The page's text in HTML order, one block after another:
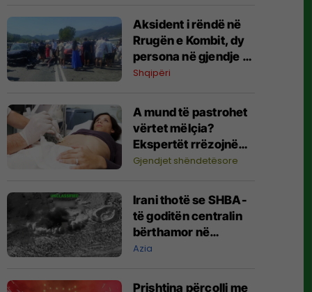
​Aksident i rëndë në
Rrugën e Kombit, dy
persona në gjendje të
rëndë
Shqipëri
A mund të pastrohet
vërtet mëlçia?
Ekspertët rrëzojnë
një nga metodat më
Gjendjet shëndetësore
Irani thotë se SHBA-
të goditën centralin
bërthamor në
ndërtim e sipër
Azia
Prishtina përcolli me